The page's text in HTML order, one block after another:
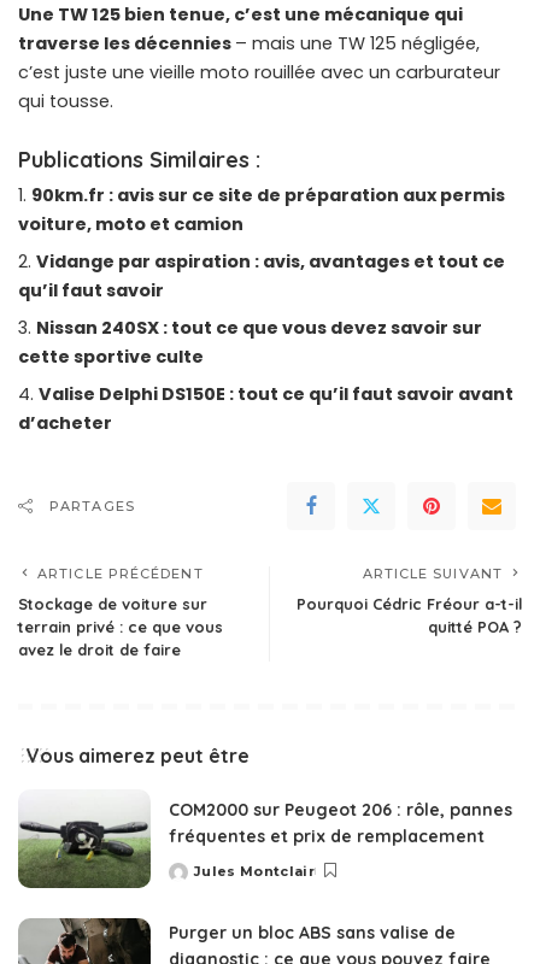
Une TW 125 bien tenue, c’est une mécanique qui
traverse les décennies – mais une TW 125 négligée,
c’est juste une vieille moto rouillée avec un carburateur
qui tousse.
Publications Similaires :
90km.fr : avis sur ce site de préparation aux permis
voiture, moto et camion
Vidange par aspiration : avis, avantages et tout ce
qu’il faut savoir
Nissan 240SX : tout ce que vous devez savoir sur
cette sportive culte
Valise Delphi DS150E : tout ce qu’il faut savoir avant
d’acheter
PARTAGES
ARTICLE PRÉCÉDENT
Stockage de voiture sur
terrain privé : ce que vous
avez le droit de faire
ARTICLE SUIVANT
Pourquoi Cédric Fréour a-t-il
quitté POA ?
Vous aimerez peut être
COM2000 sur Peugeot 206 : rôle, pannes
fréquentes et prix de remplacement
Posted
Jules Montclair
Purger un bloc ABS sans valise de
diagnostic : ce que vous pouvez faire